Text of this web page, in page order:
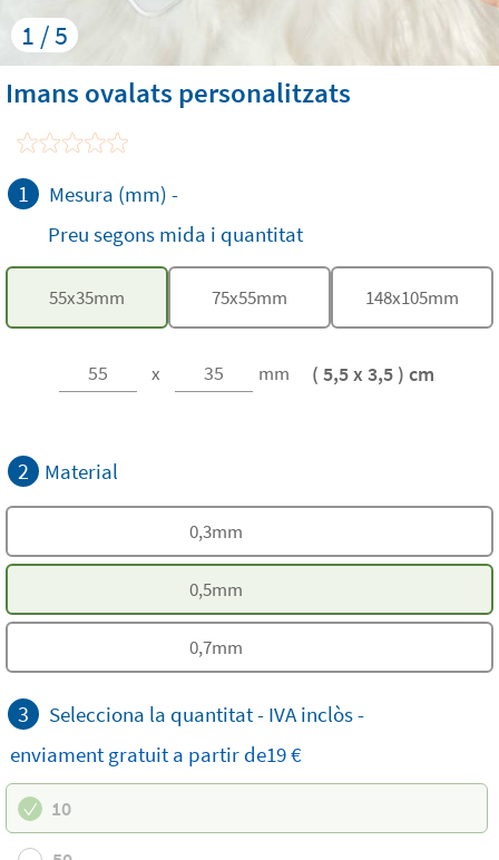
1 / 5
Imans ovalats personalitzats
1 Mesura (mm) -
Preu segons mida i quantitat
55x35mm 75x55mm 148x105mm
x mm ( 5,5 x 3,5 ) cm
2 Material
0,3mm
0,5mm
0,7mm
3 Selecciona la quantitat - IVA inclòs-
enviament gratuit a partir de19 €
10